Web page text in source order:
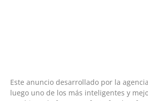
Este anuncio desarrollado por la
luego uno de los más inteligentes y